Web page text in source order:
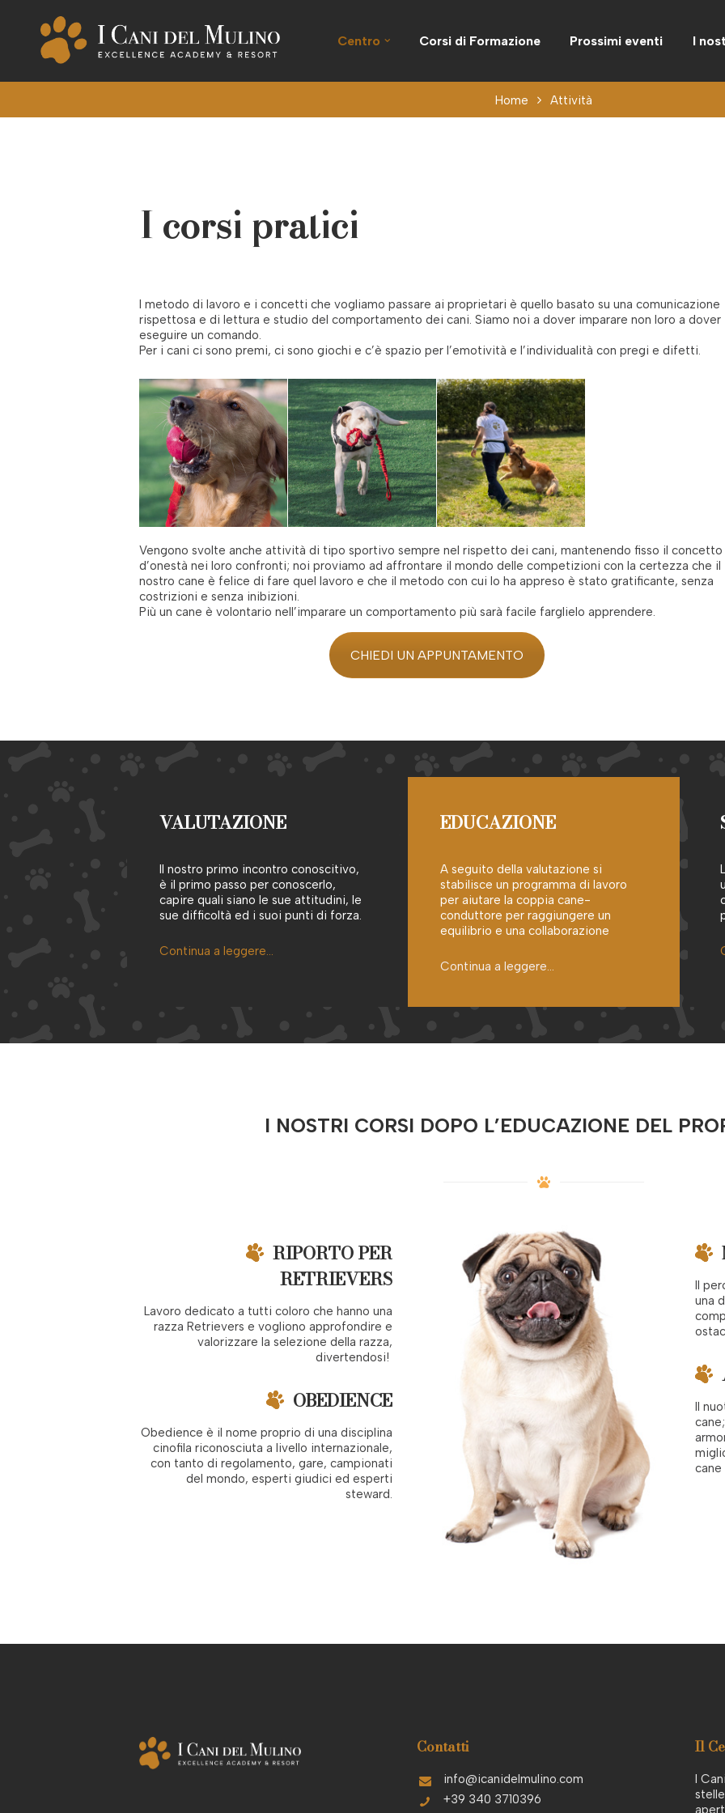
Centro Corsi di Formazione Prossimi eventi I
Home Attività
I corsi pratici
l metodo di lavoro e i concetti che vogliamo passare ai proprietari è quello basato su una comunicazione
rispettosa e di lettura e studio del comportamento dei cani. Siamo noi a dover imparare non loro a dover
eseguire un comando.
Per i cani ci sono premi, ci sono giochi e c’è spazio per l’emotività e l’individualità con pregi e difetti.
Vengono svolte anche attività di tipo sportivo sempre nel rispetto dei cani, mantenendo fisso il concetto
d’onestà nei loro confronti; noi proviamo ad affrontare il mondo delle competizioni con la certezza che il
nostro cane è felice di fare quel lavoro e che il metodo con cui lo ha appreso è stato gratificante, senza
costrizioni e senza inibizioni.
Più un cane è volontario nell’imparare un comportamento più sarà facile farglielo apprendere.
CHIEDI UN APPUNTAMENTO
VALUTAZIONE
Il nostro primo incontro conoscitivo,
è il primo passo per conoscerlo,
capire quali siano le sue attitudini, le
sue difficoltà ed i suoi punti di forza.
Continua a leggere…
EDUCAZIONE
A seguito della valutazione si
stabilisce un programma di lavoro
per aiutare la coppia cane-
conduttore per raggiungere un
equilibrio e una collaborazione
Continua a leggere…
I NOSTRI CORSI DOPO L’EDUCAZIONE DEL
RIPORTO PER
RETRIEVERS
Lavoro dedicato a tutti coloro che hanno una
razza Retrievers e vogliono approfondire e
valorizzare la selezione della razza,
divertendosi!
OBEDIENCE
Obedience è il nome proprio di una disciplina
cinofila riconosciuta a livello internazionale,
con tanto di regolamento, gare, campionati
del mondo, esperti giudici ed esperti
steward.
Il
una
Il
Contatti
info@icanidelmulino.com
+39 340 3710396
Il
I